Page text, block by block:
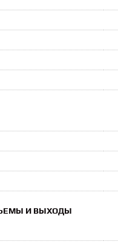
И ВЫХОДЫ